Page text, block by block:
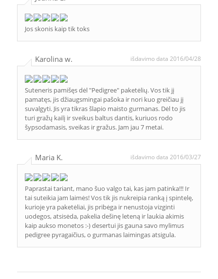
Jos skonis kaip tik toks
Karolina w. išdavimo data 2016/04/28
Suteneris pamišęs dėl "Pedigree" paketėlių. Vos tik jį
pamatęs, jis džiaugsmingai pašoka ir nori kuo greičiau jį
suvalgyti. Jis yra tikras šlapio maisto gurmanas. Dėl to jis
turi gražų kailį ir sveikus baltus dantis, kuriuos rodo
šypsodamasis, sveikas ir gražus. Jam jau 7 metai.
Maria K. išdavimo data 2016/03/27
Paprastai tariant, mano šuo valgo tai, kas jam patinka!!! Ir
tai suteikia jam laimės! Vos tik jis nukreipia ranką į spintelę,
kurioje yra paketėliai, jis pribėga ir nenustoja vizginti
uodegos, atsisėda, pakelia dešinę leteną ir laukia akimis
kaip aukso monetos :-) desertui jis gauna savo mylimus
pedigree pyragaičius, o gurmanas laimingas atsigula.